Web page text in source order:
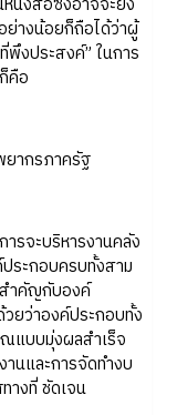
ย่างน้อยก็ถือได้ว่าผู้
พึงประสงค์” ในการ
คือ
ยากรภาครัฐ
รจะบริหารงานคลัง
ระกอบครบทั้งสาม
สำคัญกับองค์
ยว่าองค์ประกอบทั้ง
แบบมุ่งผลสำเร็จ
นและการจัดทำงบ
างที่ ชัดเจน